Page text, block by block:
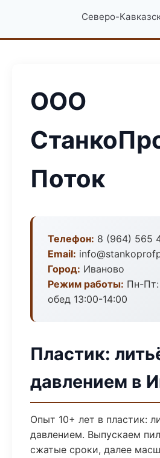
Северо-
ООО
Поток
Телефон: 8 (964) 565
Email:
Город: Иваново
Режим работы: Пн-Пт:
обед 13:00-14:00
Пластик:
давлением в
Опыт 10+ лет в пластик:
давлением. Выпускаем
сжатые сроки, далее